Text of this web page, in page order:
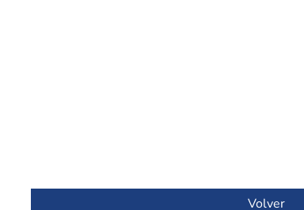
Volver